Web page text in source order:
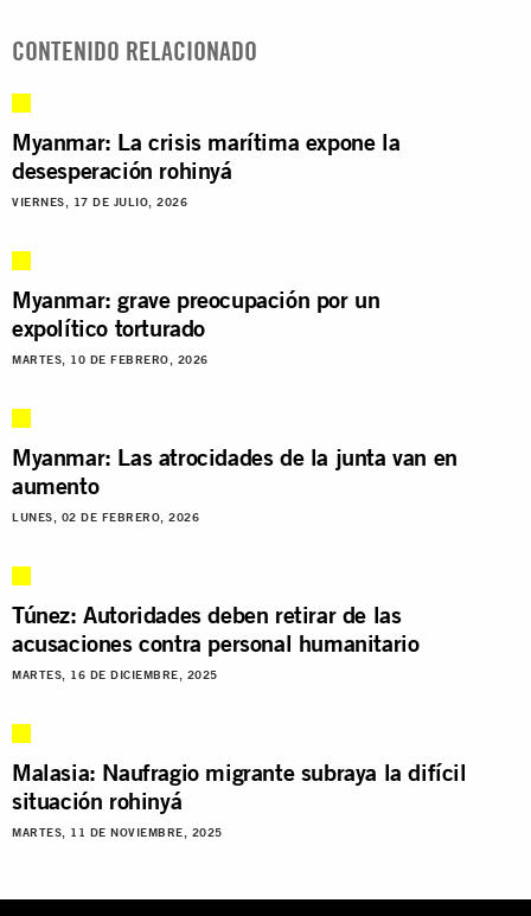
CONTENIDO RELACIONADO
Myanmar: La crisis marítima expone la
desesperación rohinyá
VIERNES, 17 DE JULIO, 2026
Myanmar: grave preocupación por un
expolítico torturado
MARTES, 10 DE FEBRERO, 2026
Myanmar: Las atrocidades de la junta van en
aumento
LUNES, 02 DE FEBRERO, 2026
Túnez: Autoridades deben retirar de las
acusaciones contra personal humanitario
MARTES, 16 DE DICIEMBRE, 2025
Malasia: Naufragio migrante subraya la difícil
situación rohinyá
MARTES, 11 DE NOVIEMBRE, 2025